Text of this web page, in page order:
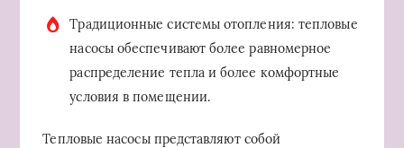
Традиционные системы отопления: тепловые
насосы обеспечивают более равномерное
распределение тепла и более комфортные
условия в помещении.
Тепловые насосы представляют собой